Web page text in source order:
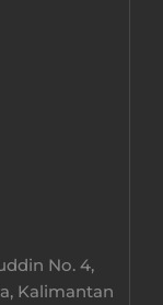
No. 4,
Kalimantan